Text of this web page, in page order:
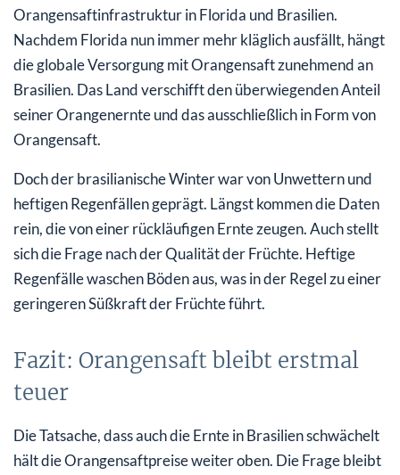
Orangensaftinfrastruktur in Florida und Brasilien.
Nachdem Florida nun immer mehr kläglich ausfällt, hängt
die globale Versorgung mit Orangensaft zunehmend an
Brasilien. Das Land verschifft den überwiegenden Anteil
seiner Orangenernte und das ausschließlich in Form von
Orangensaft.
Doch der brasilianische Winter war von Unwettern und
heftigen Regenfällen geprägt. Längst kommen die Daten
rein, die von einer rückläufigen Ernte zeugen. Auch stellt
sich die Frage nach der Qualität der Früchte. Heftige
Regenfälle waschen Böden aus, was in der Regel zu einer
geringeren Süßkraft der Früchte führt.
Fazit: Orangensaft bleibt erstmal
teuer
Die Tatsache, dass auch die Ernte in Brasilien schwächelt
hält die Orangensaftpreise weiter oben. Die Frage bleibt